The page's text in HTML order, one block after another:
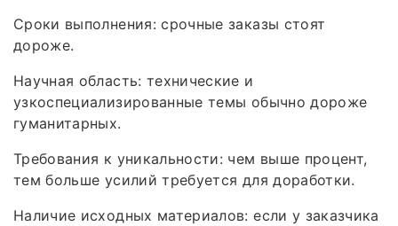
Сроки выполнения: срочные заказы стоят
дороже.
Научная область: технические и
узкоспециализированные темы обычно дороже
гуманитарных.
Требования к уникальности: чем выше процент,
тем больше усилий требуется для доработки.
Наличие исходных материалов: если у заказчика